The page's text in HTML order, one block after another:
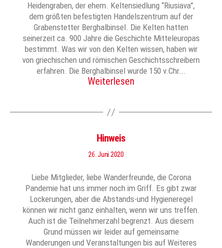
Heidengraben, der ehem. Keltensiedlung “Riusiava”,
dem größten befestigten Handelszentrum auf der
Grabenstetter Berghalbinsel. Die Kelten hatten
seinerzeit ca. 900 Jahre die Geschichte Mitteleuropas
bestimmt. Was wir von den Kelten wissen, haben wir
von griechischen und römischen Geschichtsschreibern
erfahren. Die Berghalbinsel wurde 150 v.Chr….
Weiterlesen
Hinweis
26. Juni 2020
Liebe Mitglieder, liebe Wanderfreunde, die Corona
Pandemie hat uns immer noch im Griff. Es gibt zwar
Lockerungen, aber die Abstands-und Hygieneregel
können wir nicht ganz einhalten, wenn wir uns treffen.
Auch ist die Teilnehmerzahl begrenzt. Aus diesem
Grund müssen wir leider auf gemeinsame
Wanderungen und Veranstaltungen bis auf Weiteres